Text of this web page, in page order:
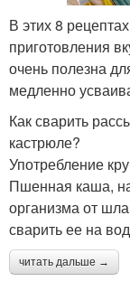
В этих 8
приготовления
очень полезна
медленно
Как сварить
кастрюле?
Употребление
Пшенная каша,
организма от
сварить ее на
читать дальше →